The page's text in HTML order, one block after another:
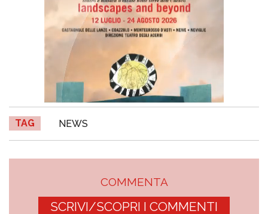
TAG NEWS
COMMENTA
SCRIVI/SCOPRI I COMMENTI